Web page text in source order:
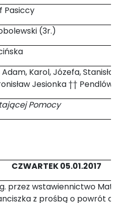
Pasiccy
(3r.)
Karol, Józefa, Stanisław
Jesionka †† Pendlów i
Pomocy
CZWARTEK 05.01.2017
przez wstawiennictwo Matki
z prośbą o powrót do